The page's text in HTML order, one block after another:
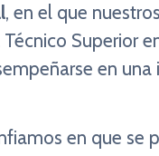
, en el que
Superior
en una
en que se